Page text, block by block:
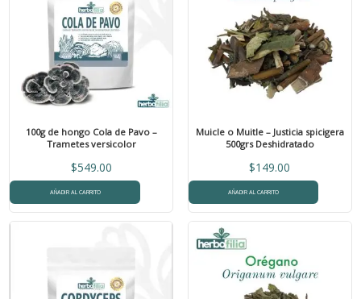
100g de hongo Cola de Pavo –
Trametes versicolor
$549.00
AÑADIR AL CARRITO
Muicle o Muitle – Justicia spicigera
500grs Deshidratado
$149.00
AÑADIR AL CARRITO